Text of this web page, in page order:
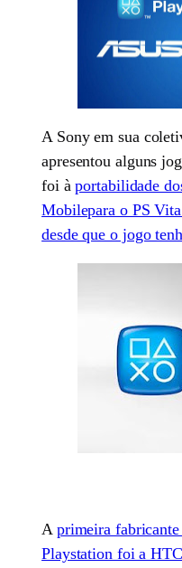
A Sony em sua
apresentou alguns
foi àportabilidade
Mobilepara o PS
desde que o jogo
A primeira
Playstation foi a HTC